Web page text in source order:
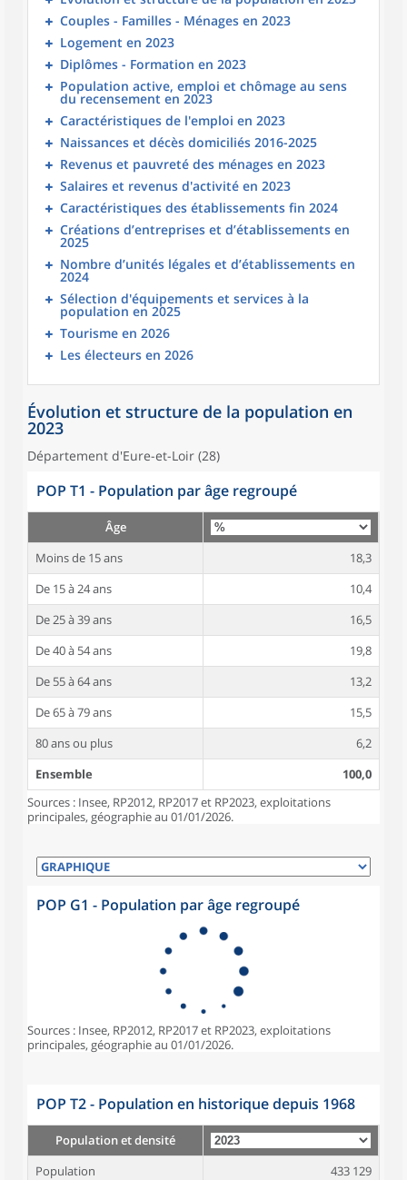
Couples - Familles - Ménages en 2023
Logement en 2023
Diplômes - Formation en 2023
Population active, emploi et chômage au sens
du recensement en 2023
Caractéristiques de l'emploi en 2023
Naissances et décès domiciliés 2016-2025
Revenus et pauvreté des ménages en 2023
Salaires et revenus d'activité en 2023
Caractéristiques des établissements fin 2024
Créations d’entreprises et d’établissements en
2025
Nombre d’unités légales et d’établissements en
2024
Sélection d'équipements et services à la
population en 2025
Tourisme en 2026
Les électeurs en 2026
Évolution et structure de la population en
2023
Département d'Eure-et-Loir (28)
POP T1 - Population par âge regroupé
Âge
Moins de 15 ans
18,3
De 15 à 24 ans
10,4
De 25 à 39 ans
16,5
De 40 à 54 ans
19,8
De 55 à 64 ans
13,2
De 65 à 79 ans
15,5
80 ans ou plus
6,2
Ensemble
100,0
Sources : Insee, RP2012, RP2017 et RP2023, exploitations
principales, géographie au 01/01/2026.
POP G1 - Population par âge regroupé
Sources : Insee, RP2012, RP2017 et RP2023, exploitations
principales, géographie au 01/01/2026.
POP T2 - Population en historique depuis 1968
Population et densité
Population
433 129